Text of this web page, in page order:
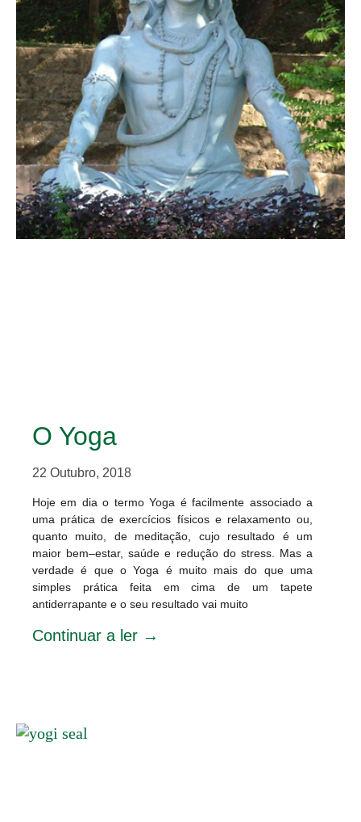
O Yoga
22 Outubro, 2018
Hoje em dia o termo Yoga é facilmente associado a
uma prática de exercícios físicos e relaxamento ou,
quanto muito, de meditação, cujo resultado é um
maior bem–estar, saúde e redução do stress. Mas a
verdade é que o Yoga é muito mais do que uma
simples prática feita em cima de um tapete
antiderrapante e o seu resultado vai muito
Continuar a ler →